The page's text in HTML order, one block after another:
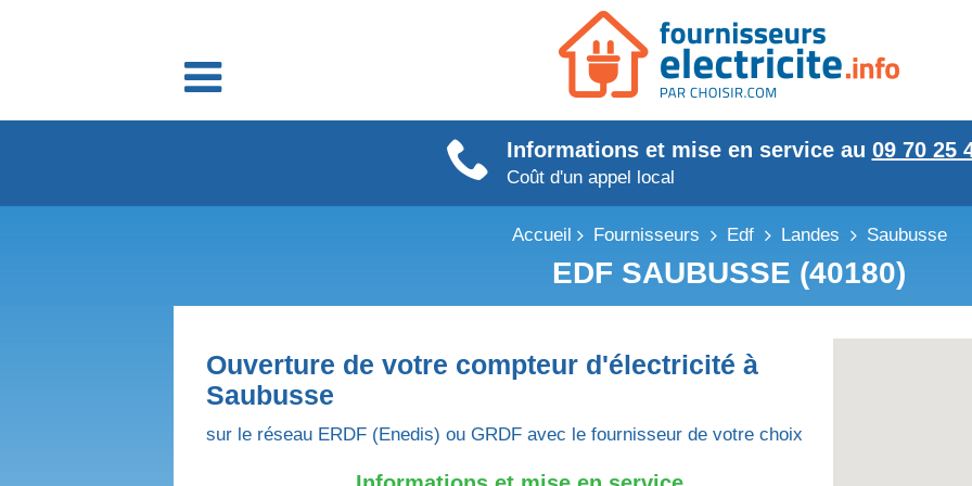
Fournisseurs énergie
Informations et mise en service au 09 70 25
Coût d'un appel local
Accueil Fournisseurs Edf Landes Saubusse
EDF SAUBUSSE (40180)
Ouverture de votre compteur d'électricité à
Saubusse
sur le réseau ERDF (Enedis) ou GRDF avec le fournisseur de votre choix